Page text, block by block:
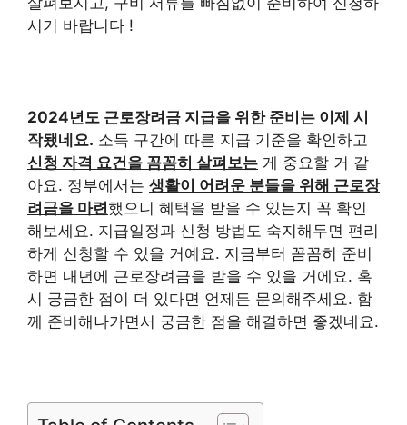
시기 바랍니다 !
2024년도 근로장려금 지급을 위한 준비는 이제 시
작됐네요. 소득 구간에 따른 지급 기준을 확인하고
신청 자격 요건을 꼼꼼히 살펴보는 게 중요할 거 같
아요. 정부에서는 생활이 어려운 분들을 위해 근로장
려금을 마련했으니 혜택을 받을 수 있는지 꼭 확인
해보세요. 지급일정과 신청 방법도 숙지해두면 편리
하게 신청할 수 있을 거예요. 지금부터 꼼꼼히 준비
하면 내년에 근로장려금을 받을 수 있을 거에요. 혹
시 궁금한 점이 더 있다면 언제든 문의해주세요. 함
께 준비해나가면서 궁금한 점을 해결하면 좋겠네요.